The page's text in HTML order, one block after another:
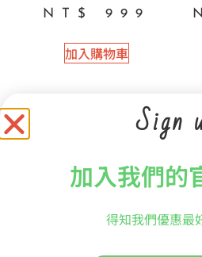
NT$ 999
加入購物車
Sign
加入我們的
得知我們優惠最